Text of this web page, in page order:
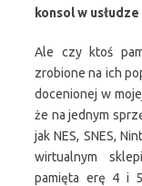
konsol w
Ale czy ktoś
zrobione na ich
docenionej w
że na jednym
jak NES, SNES,
wirtualnym
pamięta erę 4 i